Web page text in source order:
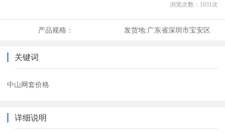
浏览次数： 1631 次
产品规格： 发货地:广东省深圳市宝安区
关键词
中山网套价格
详细说明